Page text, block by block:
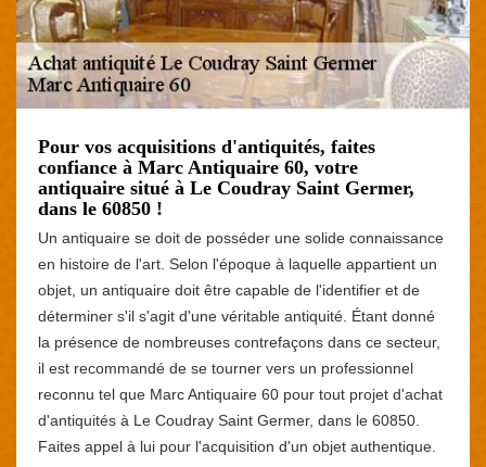
Pour vos acquisitions d'antiquités, faites
confiance à Marc Antiquaire 60, votre
antiquaire situé à Le Coudray Saint Germer,
dans le 60850 !
Un antiquaire se doit de posséder une solide connaissance
en histoire de l'art. Selon l'époque à laquelle appartient un
objet, un antiquaire doit être capable de l'identifier et de
déterminer s'il s'agit d'une véritable antiquité. Étant donné
la présence de nombreuses contrefaçons dans ce secteur,
il est recommandé de se tourner vers un professionnel
reconnu tel que Marc Antiquaire 60 pour tout projet d'achat
d'antiquités à Le Coudray Saint Germer, dans le 60850.
Faites appel à lui pour l'acquisition d'un objet authentique.